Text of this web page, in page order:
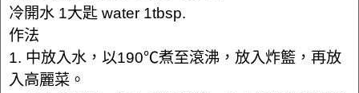
冷開水 1大匙 water 1tbsp.
作法
1. 中放入水，以190℃煮至滾沸，放入炸籃，再放
入高麗菜。